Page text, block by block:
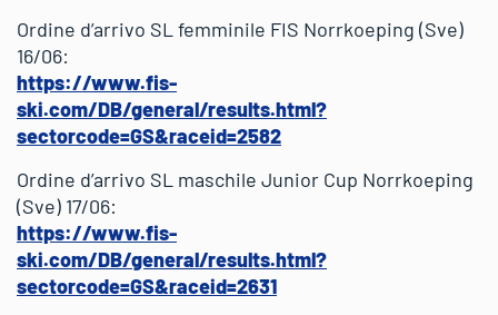
Ordine d’arrivo SL femminile FIS Norrkoeping (Sve)
16/06:
https://www.fis-
ski.com/DB/general/results.html?
sectorcode=GS&raceid=2582
Ordine d’arrivo SL maschile Junior Cup Norrkoeping
(Sve) 17/06:
https://www.fis-
ski.com/DB/general/results.html?
sectorcode=GS&raceid=2631